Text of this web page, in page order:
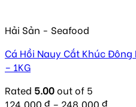
Hải Sản - Seafood
Cá Hồi Nauy Cắt Khúc
– 1KG
Rated 5.00out of 5
124,000 ₫ – 248,000 ₫